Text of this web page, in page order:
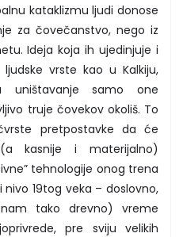
kataklizmu ljudi donose
za čovečanstvo, nego iz
Ideja koja ih ujedinjuje i
vrste kao u Kalkiju,
samo one
truje čovekov okoliš. To
pretpostavke da će
kasnije i materijalno)
tehnologije onog trena
19tog veka – doslovno,
tako drevno) vreme
pre sviju velikih